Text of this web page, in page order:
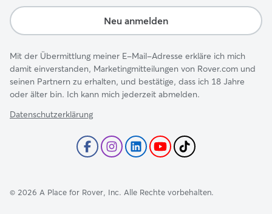
Adresse …
Neu anmelden
Mit der Übermittlung meiner E-Mail-Adresse erkläre ich mich
damit einverstanden, Marketingmitteilungen von Rover.com und
seinen Partnern zu erhalten, und bestätige, dass ich 18 Jahre
oder älter bin. Ich kann mich jederzeit abmelden.
Datenschutzerklärung
© 2026 A Place for Rover, Inc. Alle Rechte vorbehalten.